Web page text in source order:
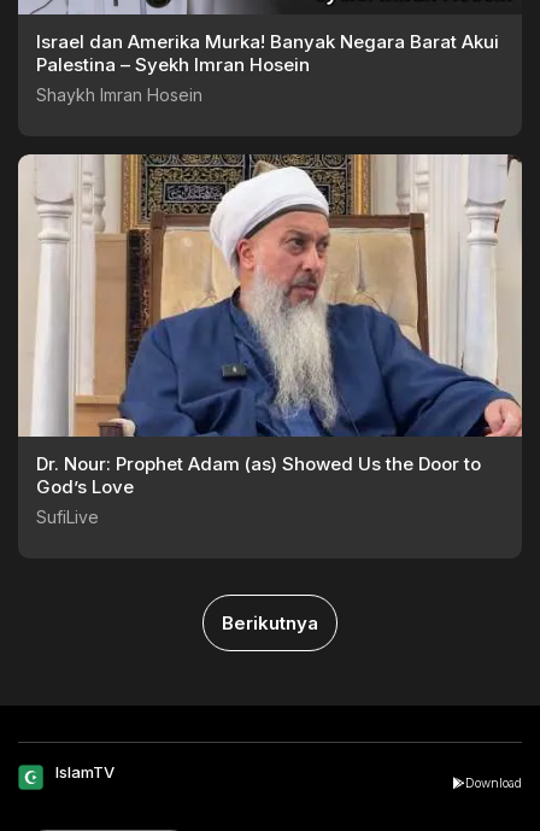
Israel dan Amerika Murka! Banyak Negara Barat Akui
Palestina – Syekh Imran Hosein
Shaykh Imran Hosein
Dr. Nour: Prophet Adam (as) Showed Us the Door to
God’s Love
SufiLive
Berikutnya
IslamTV
Download